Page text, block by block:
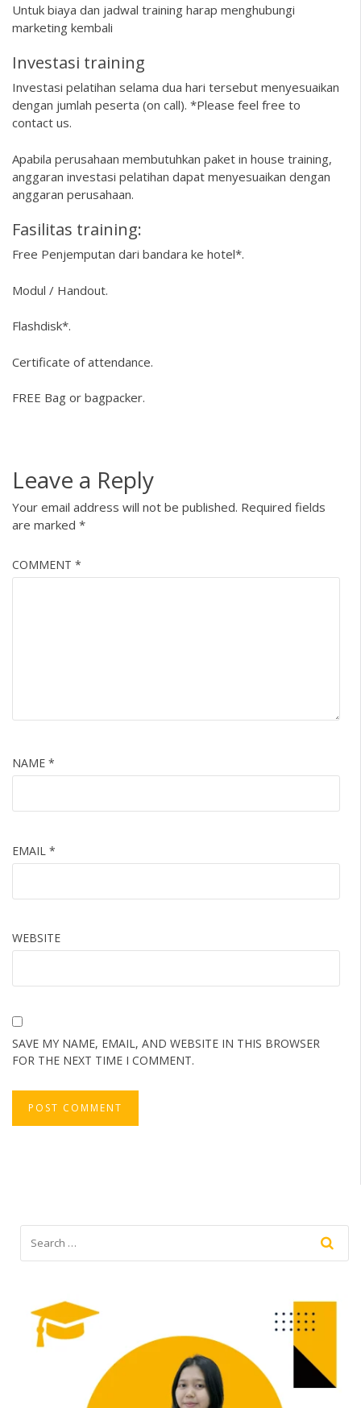
Untuk biaya dan jadwal training harap menghubungi
marketing kembali
Investasi training
Investasi pelatihan selama dua hari tersebut menyesuaikan
dengan jumlah peserta (on call). *Please feel free to
contact us.
Apabila perusahaan membutuhkan paket in house training,
anggaran investasi pelatihan dapat menyesuaikan dengan
anggaran perusahaan.
Fasilitas training:
Free Penjemputan dari bandara ke hotel*.
Modul / Handout.
Flashdisk*.
Certificate of attendance.
FREE Bag or bagpacker.
Leave a Reply
Your email address will not be published. Required fields
are marked *
COMMENT *
NAME *
EMAIL *
WEBSITE
SAVE MY NAME, EMAIL, AND WEBSITE IN THIS BROWSER
FOR THE NEXT TIME I COMMENT.